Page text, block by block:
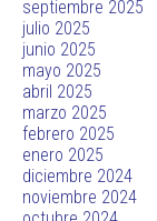
septiembre 2025
julio 2025
junio 2025
mayo 2025
abril 2025
marzo 2025
febrero 2025
enero 2025
diciembre 2024
noviembre 2024